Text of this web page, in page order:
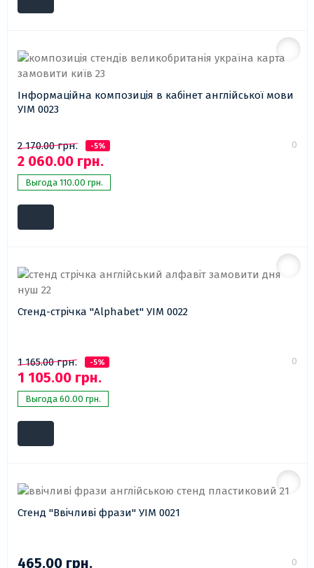
Інформаційна композиція в кабінет англійської мови
УІМ 0023
2 170.00 грн. -5%
2 060.00 грн.
Выгода 110.00 грн.
0
Стенд-стрічка "Alphabet" УІМ 0022
1 165.00 грн. -5%
1 105.00 грн.
Выгода 60.00 грн.
0
Стенд "Ввічливі фрази" УІМ 0021
465.00 грн. 0